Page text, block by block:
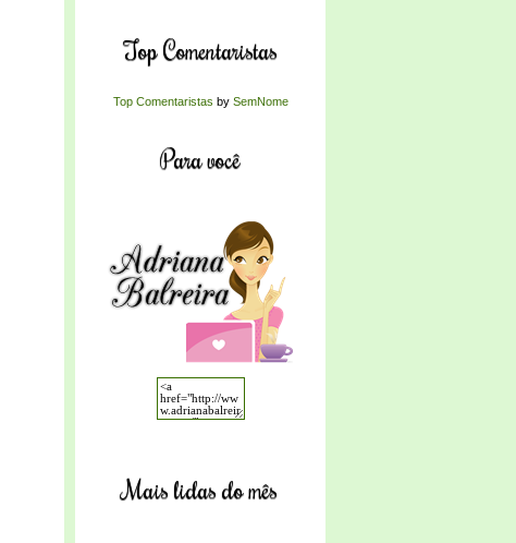
Top Comentaristas
Top Comentaristas by SemNome
Para você
Mais lidas do mês